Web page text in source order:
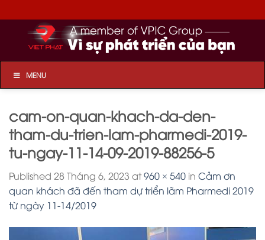
to
content
MENU
cam-on-quan-khach-da-den-
tham-du-trien-lam-pharmedi-2019-
tu-ngay-11-14-09-2019-88256-5
Published 28 Tháng 6, 2023 at960 × 540 in Cảm ơn
quan khách đã đến tham dự triển lãm Pharmedi 2019
từ ngày 11-14/2019